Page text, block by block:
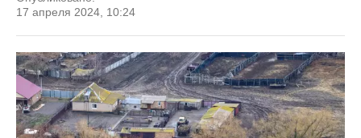
17 апреля 2024, 10:24